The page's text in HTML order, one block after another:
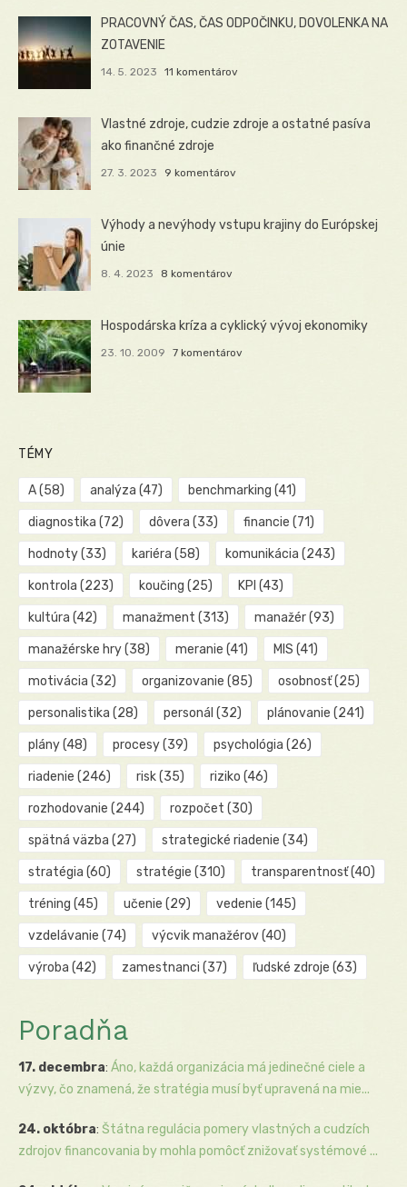
PRACOVNÝ ČAS, ČAS ODPOČINKU, DOVOLENKA NA
ZOTAVENIE
14. 5. 2023 11 komentárov
Vlastné zdroje, cudzie zdroje a ostatné pasíva
ako finančné zdroje
27. 3. 2023 9 komentárov
Výhody a nevýhody vstupu krajiny do Európskej
únie
8. 4. 2023 8 komentárov
Hospodárska kríza a cyklický vývoj ekonomiky
23. 10. 2009 7 komentárov
TÉMY
A(58) analýza (47) benchmarking (41)
diagnostika (72) dôvera (33) financie (71)
hodnoty(33) kariéra (58) komunikácia (243)
kontrola (223) koučing (25) KPI (43)
kultúra (42) manažment (313) manažér(93)
manažérske hry(38) meranie (41) MIS (41)
motivácia (32) organizovanie (85) osobnosť(25)
personalistika (28) personál (32) plánovanie (241)
plány(48) procesy(39) psychológia (26)
riadenie (246) risk(35) riziko (46)
rozhodovanie (244) rozpočet (30)
spätná väzba (27) strategické riadenie (34)
stratégia (60) stratégie (310) transparentnosť(40)
tréning (45) učenie (29) vedenie (145)
vzdelávanie (74) výcvik manažérov(40)
výroba (42) zamestnanci (37) ľudské zdroje (63)
Poradňa
17. decembra: Áno, každá organizácia má jedinečné ciele a
výzvy, čo znamená, že stratégia musí byť upravená na mie...
24. októbra: Štátna regulácia pomery vlastných a cudzích
zdrojov financovania by mohla pomôcť znižovať systémové ...